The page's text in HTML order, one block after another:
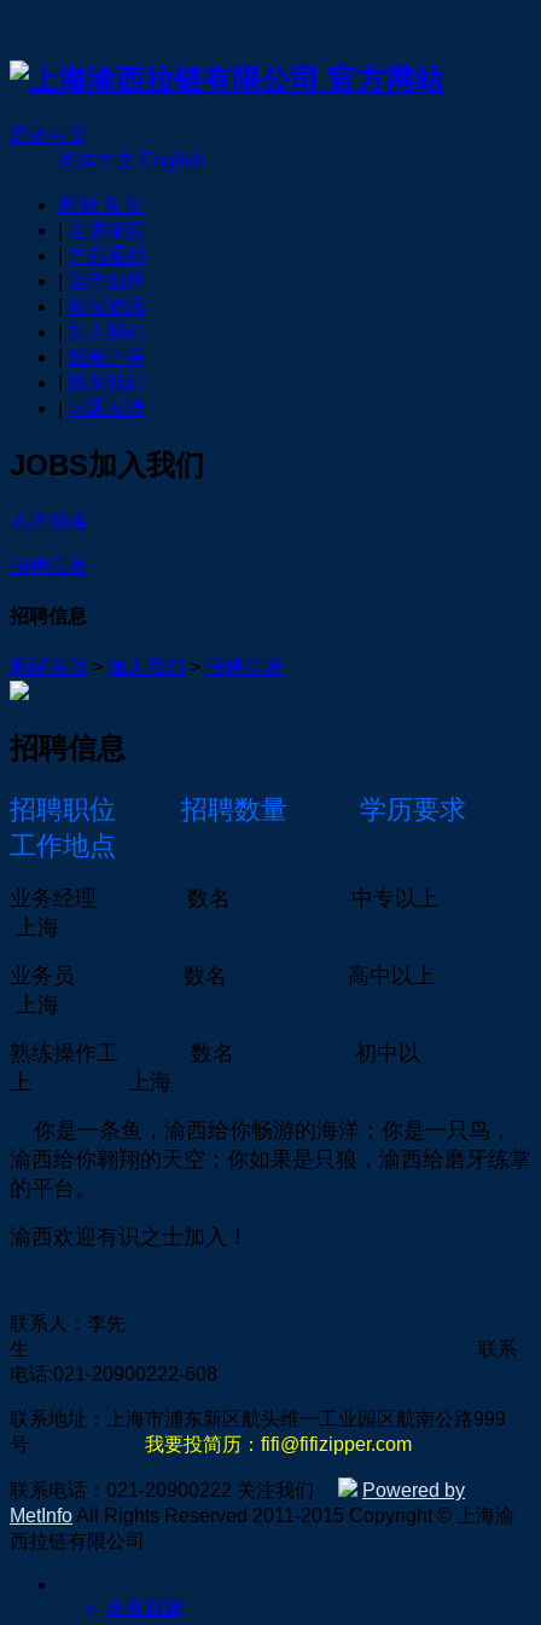
简体中文
简体中文 English
网站首页
走进渝西
产品系列
合作品牌
新闻资讯
加入我们
我要下单
联系我们
问题反馈
JOBS加入我们
人才战略
招聘信息
招聘信息
网站首页 > 加入我们 > 招聘信息
招聘信息
招聘职位 招聘数量 学历要求
工作地点
业务经理 数名 中专以上
上海
业务员 数名 高中以上
上海
熟练操作工 数名 初中以
上 上海
你是一条鱼，渝西给你畅游的海洋；你是一只鸟，
渝西给你翱翔的天空；你如果是只狼，渝西给磨牙练掌
的平台。
渝西欢迎有识之士加入！
联系人：李先
生 联系
电话:021-20900222-608
联系地址：上海市浦东新区航头维一工业园区航南公路999
号 我要投简历：fifi@fifizipper.com
联系电话：021-20900222 关注我们
Powered by
MetInfoAll Rights Reserved 2011-2015 Copyright © 上海渝
西拉链有限公司
企业邮箱